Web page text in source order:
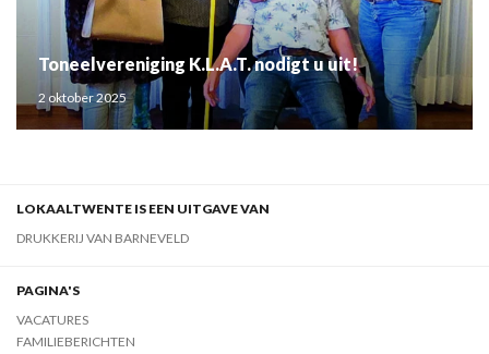
Toneelvereniging K.L.A.T. nodigt u uit!
2 oktober 2025
LOKAALTWENTE IS EEN UITGAVE VAN
DRUKKERIJ VAN BARNEVELD
PAGINA'S
VACATURES
FAMILIEBERICHTEN